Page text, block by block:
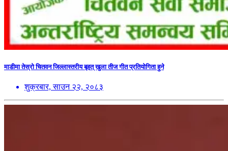
माडीमा तेस्रो चितवन जिल्लास्तरीय बृहत् खुला तीज गीत प्रतियोगिता हुने
शुक्रबार, साउन २२, २०८३